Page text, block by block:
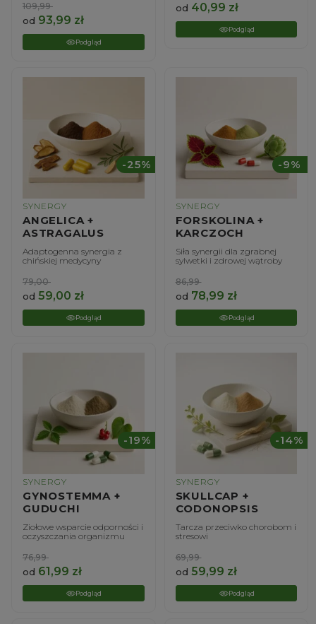
od 93,99 zł
109,99
Podgląd
od 40,99 zł
Podgląd
SYNERGY
ANGELICA +
ASTRAGALUS
Adaptogenna synergia z
chińskiej medycyny
-25%
od 59,00 zł
79,00
Podgląd
SYNERGY
FORSKOLINA +
KARCZOCH
Siła synergii dla zgrabnej
sylwetki i zdrowej wątroby
-9%
od 78,99 zł
86,99
Podgląd
SYNERGY
GYNOSTEMMA +
GUDUCHI
Ziołowe wsparcie odporności i
oczyszczania organizmu
-19%
od 61,99 zł
76,99
Podgląd
SYNERGY
SKULLCAP +
CODONOPSIS
Tarcza przeciwko chorobom i
stresowi
-14%
od 59,99 zł
69,99
Podgląd